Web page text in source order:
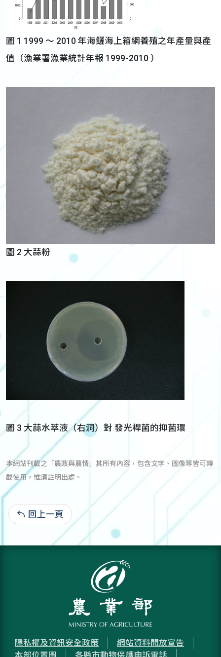
圖 1 1999 ～ 2010 年海鱺海上箱網養殖之年產量與產
值（漁業署漁業統計年報 1999-2010 ）
圖 2 大蒜粉
圖 3 大蒜水萃液（右洞）對 發光桿菌的抑菌環
本網站刊載之「農政與農情」其所有內容，包含文字、圖像等皆可轉
載使用，惟須註明出處。
回上一頁 101-06-18:15,021
隱私權及資訊安全政策
網站資料開放宣告
本部位置圖
各縣市動物保護申訴電話